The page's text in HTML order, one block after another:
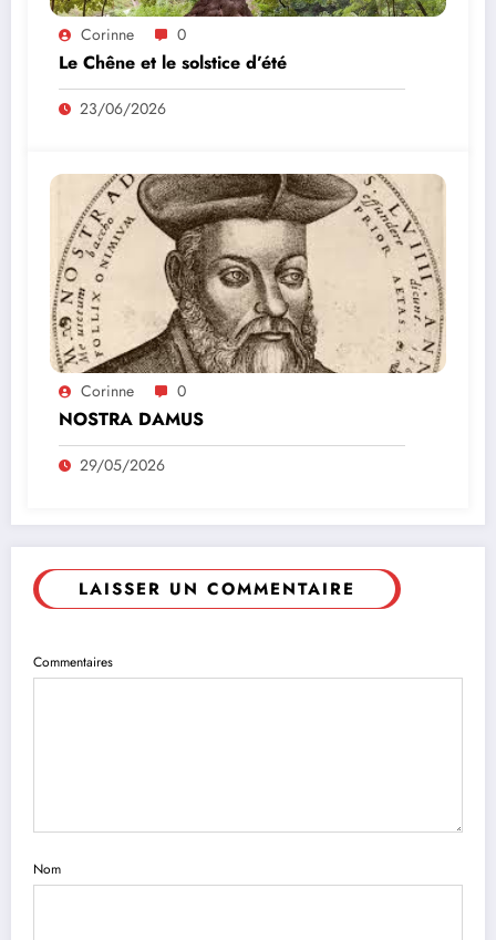
Corinne 0
Le Chêne et le solstice d’été
23/06/2026
Corinne 0
NOSTRA DAMUS
29/05/2026
LAISSER UN COMMENTAIRE
Commentaires
Nom